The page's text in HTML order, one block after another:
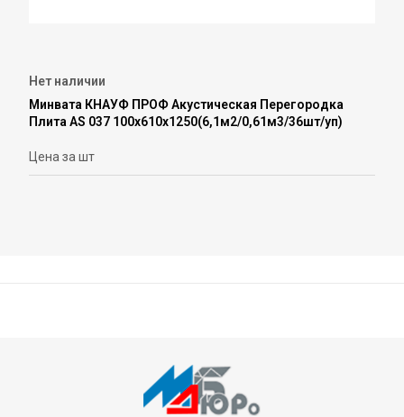
Нет наличии
Минвата КНАУФ ПРОФ Акустическая Перегородка
Плита AS 037 100х610х1250(6,1м2/0,61м3/36шт/уп)
Цена за шт